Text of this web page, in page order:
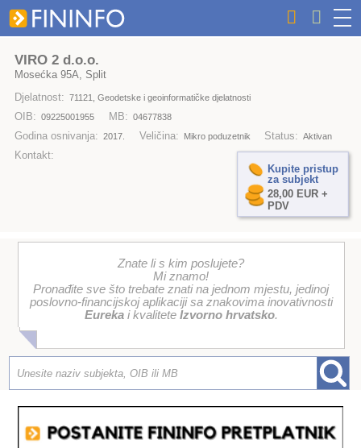
VIRO 2 d.o.o.
Mosećka 95A, Split
Djelatnost: 71121, Geodetske i geoinformatičke djelatnosti
OIB: 09225001955 MB: 04677838
Godina osnivanja: 2017. Veličina: Mikro poduzetnik Status: Aktivan
Kontakt:
Kupite pristup
za subjekt
28,00 EUR +
PDV
Znate li s kim poslujete?
Mi znamo!
Pronađite sve što trebate znati na jednom mjestu, jedinoj
poslovno-financijskoj aplikaciji sa znakovima inovativnosti
Eurekai kvalitete Izvorno hrvatsko.